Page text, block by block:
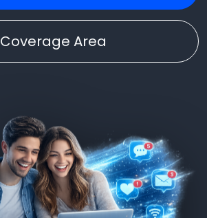
Coverage Area